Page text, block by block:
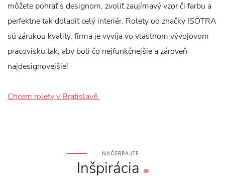
môžete pohrať s designom, zvoliť zaujímavý vzor či farbu a
perfektne tak doladiť celý interiér. Rolety od značky ISOTRA
sú zárukou kvality, firma je vyvíja vo vlastnom vývojovom
pracovisku tak, aby boli čo nejfunkčnejšie a zároveň
najdesignovejšie!
Chcem rolety v Bratislavě.
NAČERPAJTE
Inšpirácia